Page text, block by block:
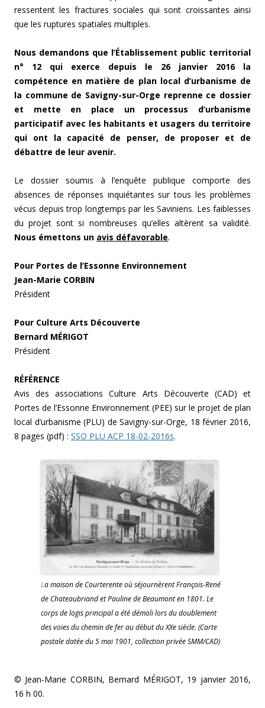
ressentent les fractures sociales qui sont croissantes ainsi
que les ruptures spatiales multiples.
Nous demandons que l’Établissement public territorial
n° 12 qui exerce depuis le 26 janvier 2016 la
compétence en matière de plan local d’urbanisme de
la commune de Savigny-sur-Orge reprenne ce dossier
et mette en place un processus d’urbanisme
participatif avec les habitants et usagers du territoire
qui ont la capacité de penser, de proposer et de
débattre de leur avenir.
Le dossier soumis à l’enquête publique comporte des
absences de réponses inquiétantes sur tous les problèmes
vécus depuis trop longtemps par les Saviniens. Les faiblesses
du projet sont si nombreuses qu’elles altèrent sa validité.
Nous émettons un avis défavorable.
Pour Portes de l’Essonne Environnement
Jean-Marie CORBIN
Président
Pour Culture Arts Découverte
Bernard MÉRIGOT
Président
RÉFÉRENCE
Avis des associations Culture Arts Découverte (CAD) et
Portes de l’Essonne Environnement (PEE) sur le projet de plan
local d’urbanisme (PLU) de Savigny-sur-Orge, 18 février 2016,
8 pages (pdf) : SSO PLU ACP 18-02-2016s.
La maison de Courterente où séjournèrent François-René
de Chateaubriand et Pauline de Beaumont en 1801. Le
corps de logis principal a été démoli lors du doublement
des voies du chemin de fer au début du XXe siècle. (Carte
postale datée du 5 mai 1901, collection privée SMM/CAD)
© Jean-Marie CORBIN, Bernard MÉRIGOT, 19 janvier 2016,
16 h 00.